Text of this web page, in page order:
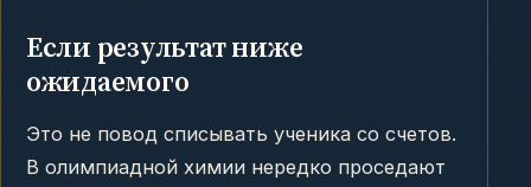
Если результат ниже
ожидаемого
Это не повод списывать ученика со счетов.
В олимпиадной химии нередко проседают